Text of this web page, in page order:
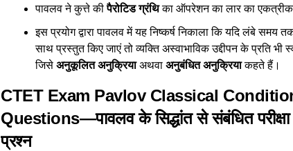
पावलव ने कुत्ते कीपैरोटिड ग्रंथिका ऑपरेशन का लार का
इस प्रयोग द्वारा पावलव में यह निष्कर्ष निकाला कि यदि लंबे समय
साथ प्रस्तुत किए जाएं तो व्यक्ति अस्वाभाविक उद्दीपन के प्रति भी
जिसे अनुकूलित अनुक्रियाअथवा अनुबंधित अनुक्रियाकहते हैं।
CTET Exam Pavlov Classical
Questions—पावलव के सिद्धांत से संबंधित परीक्षा
प्रश्न